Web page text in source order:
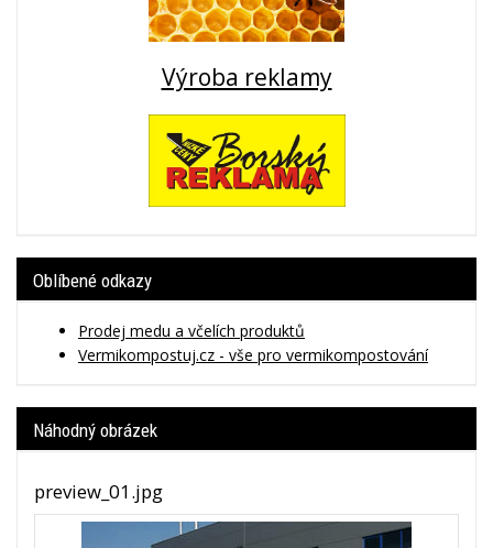
Výroba reklamy
Oblíbené odkazy
Prodej medu a včelích produktů
Vermikompostuj.cz - vše pro vermikompostování
Náhodný obrázek
preview_01.jpg